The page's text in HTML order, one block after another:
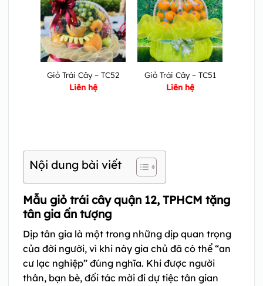
Giỏ Trái Cây – TC52
Liên hệ
Giỏ Trái Cây – TC51
Liên hệ
Nội dung bài viết
Mẫu giỏ trái cây quận 12, TPHCM tặng
tân gia ấn tượng
Dịp tân gia là một trong những dịp quan trọng
của đời người, vì khi này gia chủ đã có thể “an
cư lạc nghiệp” đúng nghĩa. Khi được người
thân, bạn bè, đối tác mời đi dự tiệc tân gian